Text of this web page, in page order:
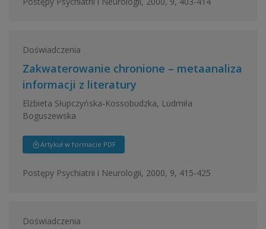
Doświadczenia
Zakwaterowanie chronione – metaanaliza
informacji z literatury
Elżbieta Słupczyńska-Kossobudzka, Ludmiła
Boguszewska
Artykuł w formacie PDF
Postępy Psychiatrii i Neurologii, 2000, 9, 415-425
Doświadczenia